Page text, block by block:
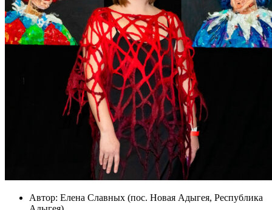
Автор: Елена Славных (пос. Новая Адыгея, Республика